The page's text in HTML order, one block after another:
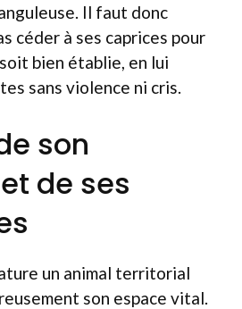
Il faut donc
céder à ses caprices pour
bien établie, en lui
sans violence ni cris.
son
de ses
un animal territorial
son espace vital.